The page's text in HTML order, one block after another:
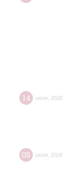
14 июля 2026
08 июля 2026